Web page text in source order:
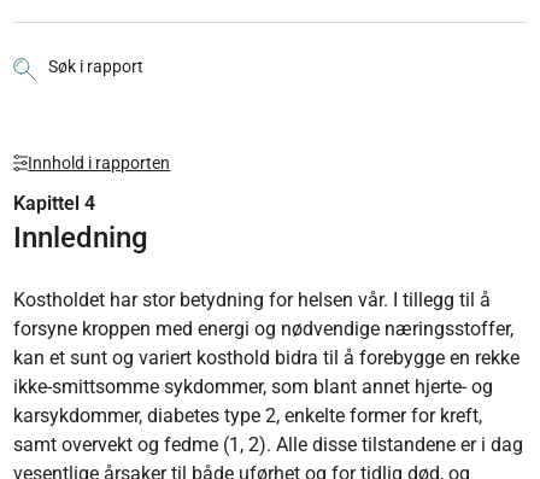
Søk i rapport
Innhold i rapporten
Kapittel 4
Innledning
Kostholdet har stor betydning for helsen vår. I tillegg til å
forsyne kroppen med energi og nødvendige næringsstoffer,
kan et sunt og variert kosthold bidra til å forebygge en rekke
ikke-smittsomme sykdommer, som blant annet hjerte- og
karsykdommer, diabetes type 2, enkelte former for kreft,
samt overvekt og fedme (1, 2). Alle disse tilstandene er i dag
vesentlige årsaker til både uførhet og for tidlig død, og